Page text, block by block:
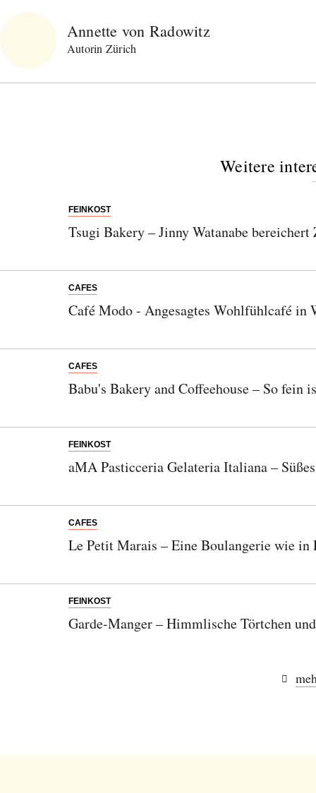
Annette von Radowitz
Autorin Zürich
Weitere
FEINKOST
Tsugi Bakery – Jinny Watanabe
CAFES
Café Modo - Angesagtes Wohlfühlcafé in
CAFES
Babu's Bakery and Coffeehouse – So fein
FEINKOST
aMA Pasticceria Gelateria Italiana –
CAFES
Le Petit Marais – Eine Boulangerie wie
FEINKOST
Garde-Manger – Himmlische Törtchen